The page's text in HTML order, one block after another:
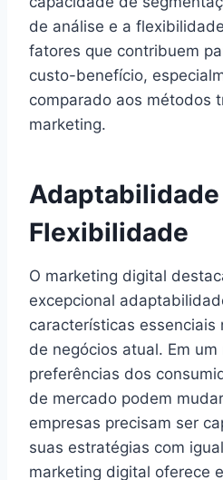
de análise e a
fatores que contribuem
custo-benefício,
comparado aos métodos
marketing.
Adaptabilidade
Flexibilidade
O marketing digital
excepcional
características essenciais
de negócios atual. Em
preferências dos
de mercado podem
empresas precisam ser
suas estratégias com
marketing digital oferece